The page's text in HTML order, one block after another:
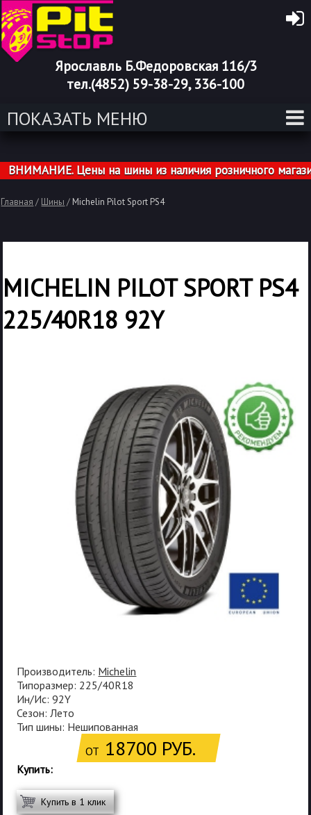
Ярославль Б.Федоровская 116/3
тел.(4852) 59-38-29, 336-100
ПОКАЗАТЬ МЕНЮ
Цены на шины из наличия розничного
Главная / Шины / Michelin Pilot Sport PS4
MICHELIN PILOT SPORT PS4
225/40R18 92Y
Производитель: Michelin
Типоразмер: 225/40R18
Ин/Ис: 92Y
Сезон: Лето
Тип шины: Нешипованная
ОТ 18700 РУБ.
Купить:
Купить в 1 клик